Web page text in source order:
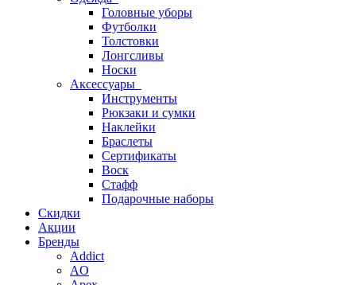
Головные уборы
Футболки
Толстовки
Лонгсливы
Носки
Аксессуары
Инструменты
Рюкзаки и сумки
Наклейки
Браслеты
Сертификаты
Воск
Стафф
Подарочные наборы
Скидки
Акции
Бренды
Addict
AO